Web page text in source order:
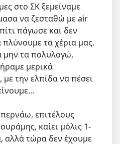
στο ΣΚ ξεμείναμε
να ζεσταθώ με air
πάγωσε και δεν
πλύνουμε τα χέρια μας.
τα πολυλογώ,
μερικά
την ελπίδα να πέσει
περνάω, επιτέλους
καίει μόλις 1-
αλλά τώρα δεν έχουμε